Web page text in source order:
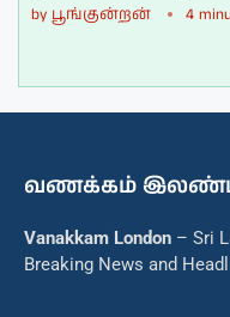
by பூங்குன்றன் 4
வணக்கம்
Vanakkam London – Sri
Breaking News and